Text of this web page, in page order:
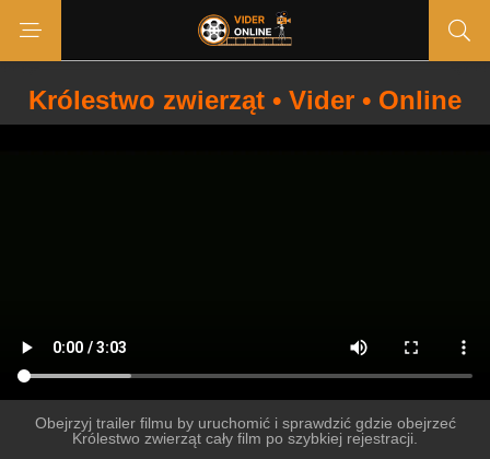
Królestwo zwierząt • Vider • Online
Obejrzyj trailer filmu by uruchomić i sprawdzić gdzie obejrzeć
Królestwo zwierząt cały film po szybkiej rejestracji.